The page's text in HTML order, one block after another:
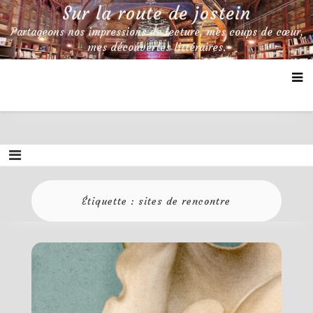
Skip
to
content
Sur la route de jostein
Partageons nos impressions de lecture, mes coups de cœur,
mes découvertes littéraires.
Étiquette :sites de rencontre